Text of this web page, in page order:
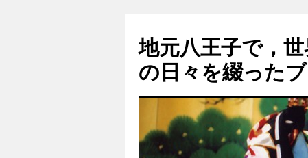
地元八王子で，
の日々を綴ったブ